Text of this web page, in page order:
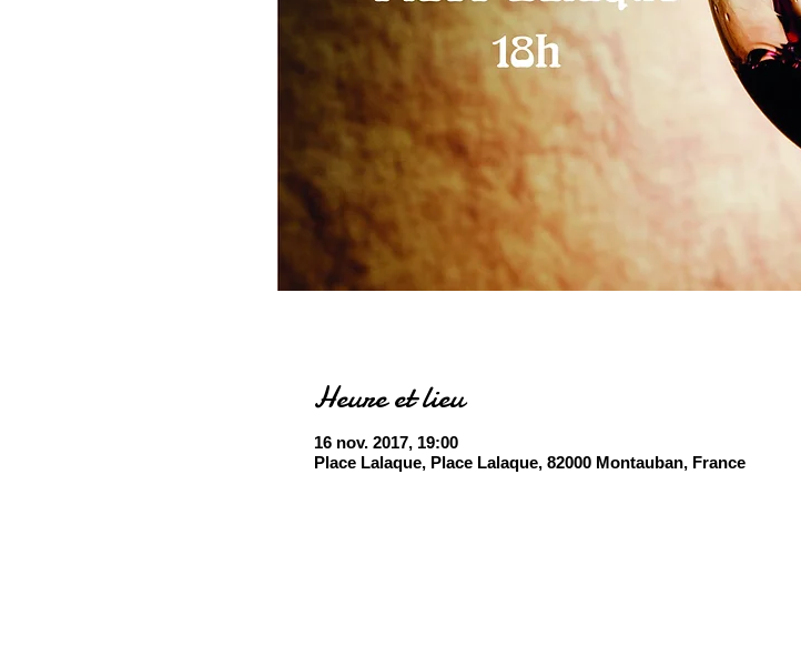
Heure et lieu
16 nov. 2017, 19:00
Place Lalaque, Place Lalaque, 82000 Montauban, France